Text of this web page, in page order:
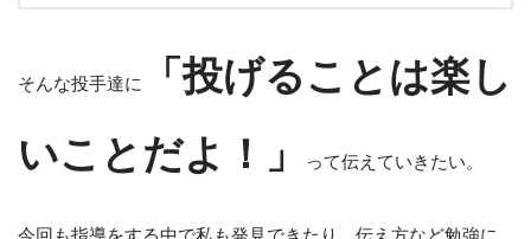
そんな投手達に
「投げることは楽し
いことだよ！」
って伝えていきたい。